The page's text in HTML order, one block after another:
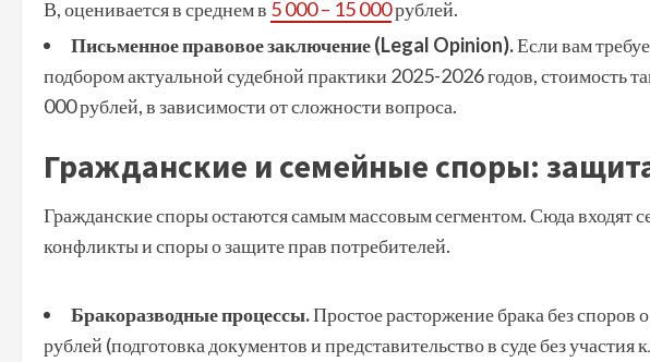
В, оценивается в среднем в 5 000 – 15 000рублей.
Письменное правовое заключение (Legal Opinion).Если вам
подбором актуальной судебной практики 2025-2026 годов, стоимость
000 рублей, в зависимости от сложности вопроса.
Гражданские и семейные споры:
Гражданские споры остаются самым массовым сегментом. Сюда
конфликты и споры о защите прав потребителей.
Бракоразводные процессы.Простое расторжение брака без споров
рублей (подготовка документов и представительство в суде без